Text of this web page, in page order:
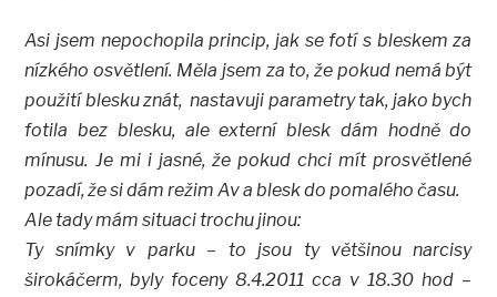
Asi jsem nepochopila princip, jak se fotí s bleskem za
nízkého osvětlení. Měla jsem za to, že pokud nemá být
použití blesku znát, nastavuji parametry tak, jako bych
fotila bez blesku, ale externí blesk dám hodně do
mínusu. Je mi i jasné, že pokud chci mít prosvětlené
pozadí, že si dám režim Av a blesk do pomalého času.
Ale tady mám situaci trochu jinou:
Ty snímky v parku – to jsou ty většinou narcisy
širokáčerm, byly foceny 8.4.2011 cca v 18.30 hod –